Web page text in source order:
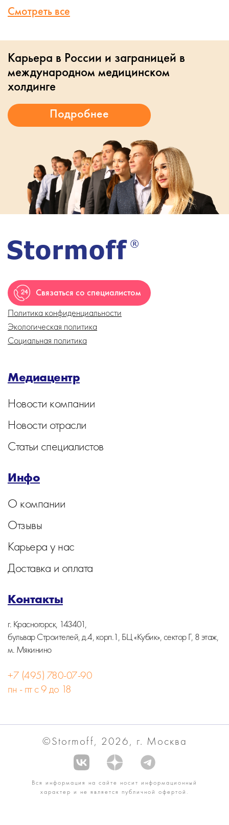
Смотреть все
Карьера в России и заграницей в
международном медицинском
холдинге
Связаться со специалистом
Политика конфиденциальности
Экологическая политика
Социальная политика
Медиацентр
Новости компании
Новости отрасли
Статьи специалистов
Инфо
О компании
Отзывы
Карьера у нас
Доставка и оплата
Контакты
г. Красногорск, 143401,
бульвар Строителей, д.4, корп.1, БЦ «Кубик», сектор Г, 8 этаж,
м. Мякинино
+7 (495) 780-07-90
пн - пт с 9 до 18
©Stormoff, 2026, г. Москва
Вся информация на сайте носит информационный
характер и не является публичной офертой.